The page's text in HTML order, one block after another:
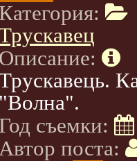
Категория:
Описание:
"Волна".
Год съемки:
поста: